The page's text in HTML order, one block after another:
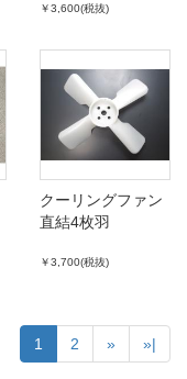
￥3,600(税抜)
クーリングファン
直結4枚羽
￥3,700(税抜)
1 2 » »|